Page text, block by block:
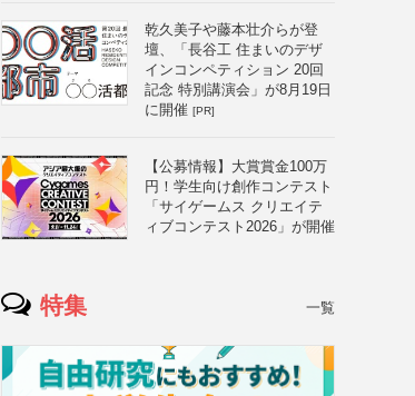
乾久美子や藤本壮介らが登
壇、「長谷工 住まいのデザ
インコンペティション 20回
記念 特別講演会」が8月19日
に開催 [PR]
【公募情報】大賞賞金100万
円！学生向け創作コンテスト
「サイゲームス クリエイテ
ィブコンテスト2026」が開催
特集 一覧